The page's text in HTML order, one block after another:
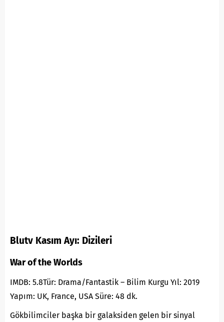
Blutv Kasım Ayı: Dizileri
War of the Worlds
IMDB: 5.8Tür: Drama/Fantastik – Bilim Kurgu Yıl: 2019
Yapım: UK, France, USA Süre: 48 dk.
Gökbilimciler başka bir galaksiden gelen bir sinyal